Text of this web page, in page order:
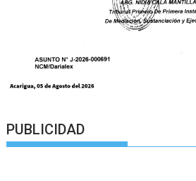
PUBLICIDAD